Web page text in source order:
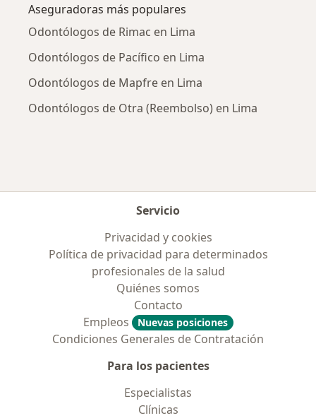
Aseguradoras más populares
Odontólogos de Rimac en Lima
Odontólogos de Pacífico en Lima
Odontólogos de Mapfre en Lima
Odontólogos de Otra (Reembolso) en Lima
Servicio
Privacidad y cookies
Política de privacidad para determinados
profesionales de la salud
Quiénes somos
Contacto
Empleos
Nuevas posiciones
Condiciones Generales de Contratación
Para los pacientes
Especialistas
Clínicas